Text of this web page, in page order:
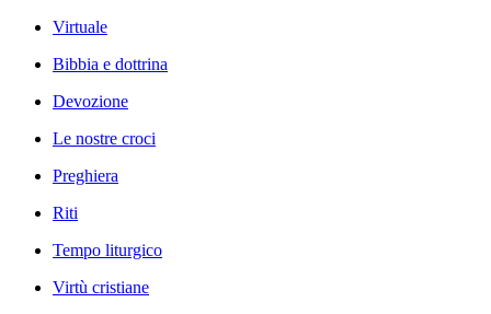
Virtuale
Bibbia e dottrina
Devozione
Le nostre croci
Preghiera
Riti
Tempo liturgico
Virtù cristiane